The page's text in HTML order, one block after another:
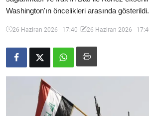
Analiz
Makaleler
Galeri
Video
Yazarlar
Washington'ın öncelikleri arasında gösterildi.
26 Haziran 2026 - 17:40 26 Haziran 2026 -